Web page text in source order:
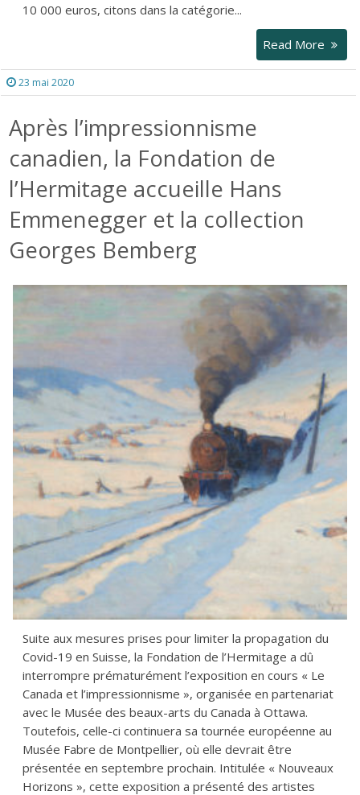
10 000 euros, citons dans la catégorie...
Read More
23 mai 2020
Après l’impressionnisme
canadien, la Fondation de
l’Hermitage accueille Hans
Emmenegger et la collection
Georges Bemberg
Suite aux mesures prises pour limiter la propagation du
Covid-19 en Suisse, la Fondation de l’Hermitage a dû
interrompre prématurément l’exposition en cours « Le
Canada et l’impressionnisme », organisée en partenariat
avec le Musée des beaux-arts du Canada à Ottawa.
Toutefois, celle-ci continuera sa tournée européenne au
Musée Fabre de Montpellier, où elle devrait être
présentée en septembre prochain. Intitulée « Nouveaux
Horizons », cette exposition a présenté des artistes